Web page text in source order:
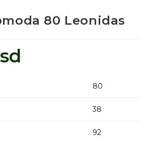
80 Leonidas
80
38
92